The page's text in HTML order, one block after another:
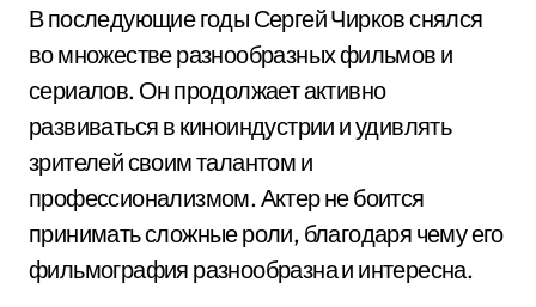
В последующие годы Сергей Чирков снялся
во множестве разнообразных фильмов и
сериалов. Он продолжает активно
развиваться в киноиндустрии и удивлять
зрителей своим талантом и
профессионализмом. Актер не боится
принимать сложные роли, благодаря чему его
фильмография разнообразна и интересна.